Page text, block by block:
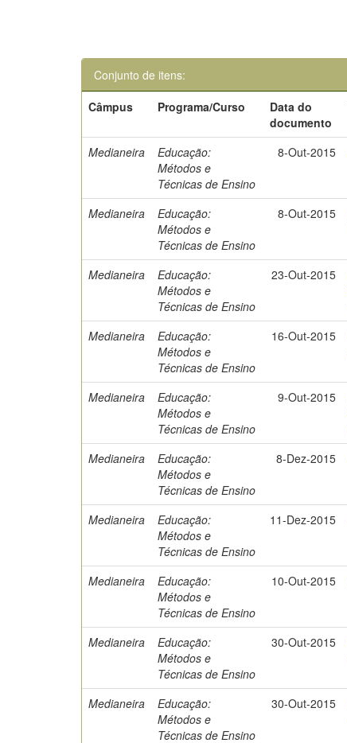
Conjunto de itens:
Câmpus
Programa/Curso
Data do
documento
Medianeira
Educação:
Métodos e
Técnicas de Ensino
8-Out-2015
Medianeira
Educação:
Métodos e
Técnicas de Ensino
8-Out-2015
Medianeira
Educação:
Métodos e
Técnicas de Ensino
23-Out-2015
Medianeira
Educação:
Métodos e
Técnicas de Ensino
16-Out-2015
Medianeira
Educação:
Métodos e
Técnicas de Ensino
9-Out-2015
Medianeira
Educação:
Métodos e
Técnicas de Ensino
8-Dez-2015
Medianeira
Educação:
Métodos e
Técnicas de Ensino
11-Dez-2015
Medianeira
Educação:
Métodos e
Técnicas de Ensino
10-Out-2015
Medianeira
Educação:
Métodos e
Técnicas de Ensino
30-Out-2015
Medianeira
Educação:
Métodos e
Técnicas de Ensino
30-Out-2015